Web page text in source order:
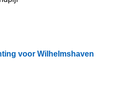
voor Wilhelmshaven